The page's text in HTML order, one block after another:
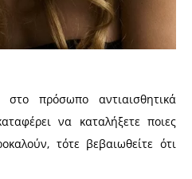
πρόσωπο αντιαισθητικά
να καταλήξετε ποιες
τότε βεβαιωθείτε ότι